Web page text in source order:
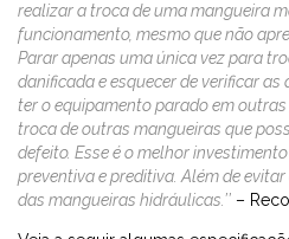
realizar a troca de uma mangueira
funcionamento, mesmo que não
Parar apenas uma única vez para
danificada e esquecer de verificar as
ter o equipamento parado em
troca de outras mangueiras que
defeito. Esse é o melhor
preventiva e preditiva. Além de
das mangueiras hidráulicas.’’ –